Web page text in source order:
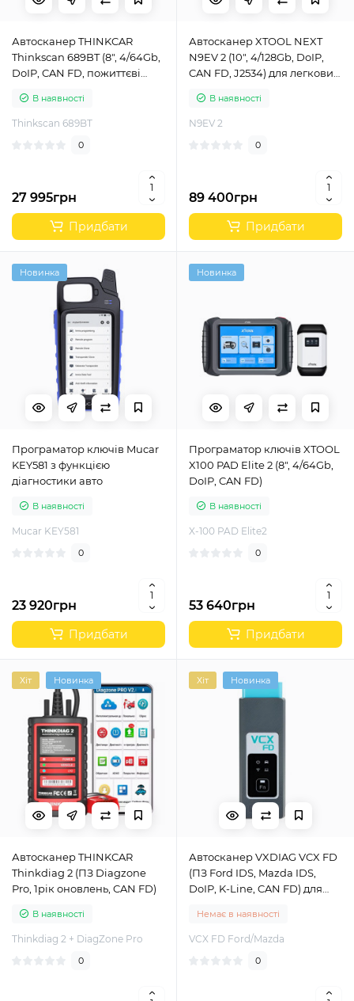
Автосканер THINKCAR
Thinkscan 689BT (8", 4/64Gb,
DoIP, CAN FD, пожиттєві
В наявності
Thinkscan 689BT
0
27 995грн
Придбати
Автосканер XTOOL NEXT
N9EV 2 (10", 4/128Gb, DoIP,
CAN FD, J2534) для легкових
В наявності
N9EV 2
0
89 400грн
Придбати
Новинка
Програматор ключів Mucar
KEY581 з функцією
діагностики авто
В наявності
Mucar KEY581
0
23 920грн
Придбати
Новинка
Програматор ключів XTOOL
X100 PAD Elite 2 (8", 4/64Gb,
DoIP, CAN FD)
В наявності
X-100 PAD Elite2
0
53 640грн
Придбати
Хіт Новинка
Автосканер THINKCAR
Thinkdiag 2 (ПЗ Diagzone
Pro, 1рік оновлень, CAN FD)
В наявності
Thinkdiag 2 + DiagZone Pro
0
Хіт Новинка
Автосканер VXDIAG VCX FD
(ПЗ Ford IDS, Mazda IDS,
DoIP, K-Line, CAN FD) для
Немає в наявності
VCX FD Ford/Mazda
0